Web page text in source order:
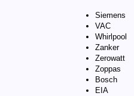
Siemens
VAC
Whirlpool
Zanker
Zerowatt
Zoppas
Bosch
EIA